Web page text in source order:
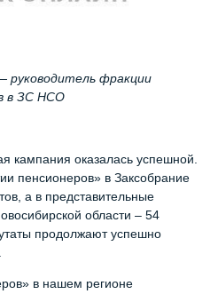
руководитель фракции
в ЗС НСО
кампания оказалась успешной.
пенсионеров» в Заксобрание
а в представительные
области – 54
продолжают успешно
в нашем регионе